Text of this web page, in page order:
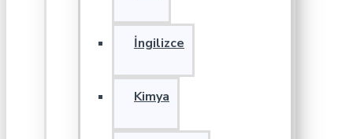
İngilizce
Kimya